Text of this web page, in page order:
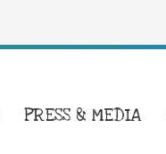
PRESS & MEDIA